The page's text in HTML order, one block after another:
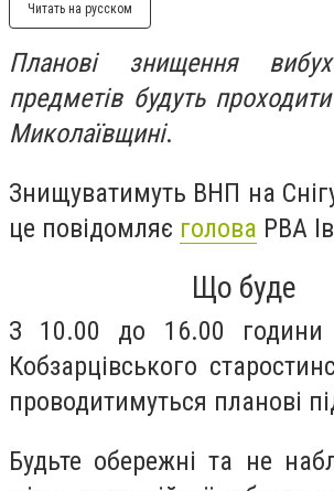
Читать на русском
Планові знищення
предметів будуть
Миколаївщині.
Знищуватимуть ВНП на
це повідомляє голова РВА
Що буде
З 10.00 до 16.00 години
Кобзарцівського
проводитимуться планові
Будьте обережні та не